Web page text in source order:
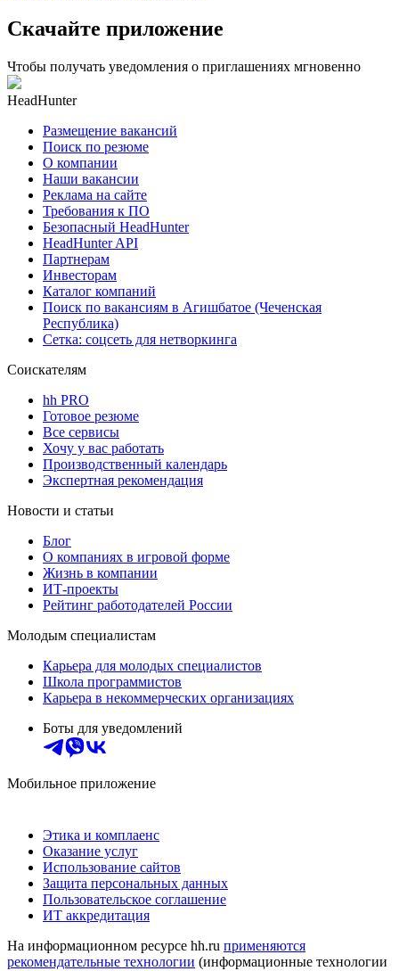
Скачайте приложение
Чтобы получать уведомления о приглашениях мгновенно
HeadHunter
Размещение вакансий
Поиск по резюме
О компании
Наши вакансии
Реклама на сайте
Требования к ПО
Безопасный HeadHunter
HeadHunter API
Партнерам
Инвесторам
Каталог компаний
Поиск по вакансиям в Агишбатое (Чеченская
Республика)
Сетка: соцсеть для нетворкинга
Соискателям
hh PRO
Готовое резюме
Все сервисы
Хочу у вас работать
Производственный календарь
Экспертная рекомендация
Новости и статьи
Блог
О компаниях в игровой форме
Жизнь в компании
ИТ-проекты
Рейтинг работодателей России
Молодым специалистам
Карьера для молодых специалистов
Школа программистов
Карьера в некоммерческих организациях
Боты для уведомлений
Мобильное приложение
Этика и комплаенс
Оказание услуг
Использование сайтов
Защита персональных данных
Пользовательское соглашение
ИТ аккредитация
На информационном ресурсе hh.ru применяются
рекомендательные технологии (информационные технологии